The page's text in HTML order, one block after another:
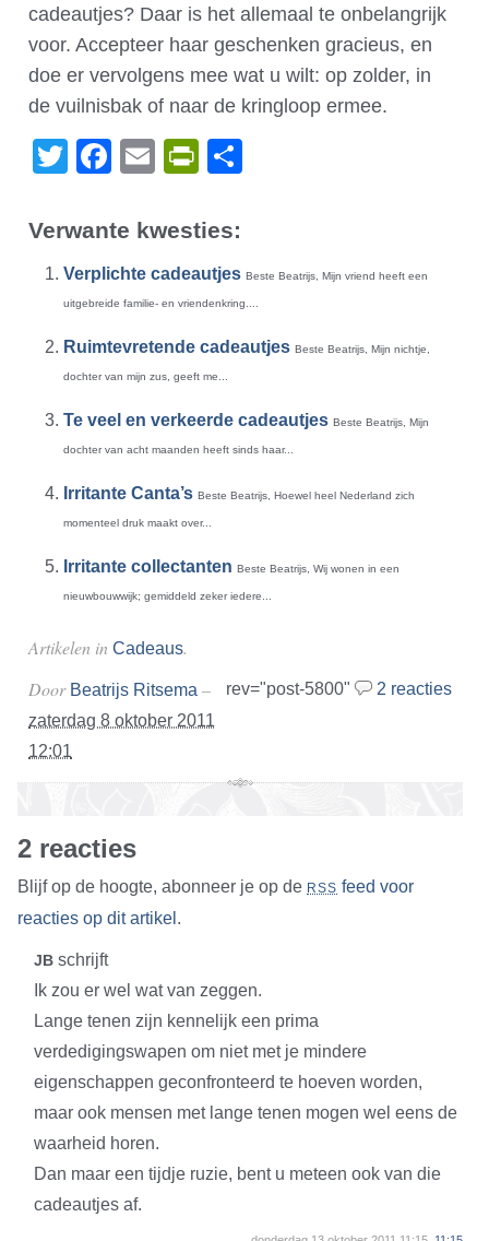
cadeautjes? Daar is het allemaal te onbelangrijk
voor. Accepteer haar geschenken gracieus, en
doe er vervolgens mee wat u wilt: op zolder, in
de vuilnisbak of naar de kringloop ermee.
TwitterFacebook
EmailPrintFriendly
Verwante kwesties:
Verplichte cadeautjes Beste Beatrijs, Mijn vriend heeft een
uitgebreide familie- en vriendenkring....
Ruimtevretende cadeautjes Beste Beatrijs, Mijn nichtje,
dochter van mijn zus, geeft me...
Te veel en verkeerde cadeautjes Beste Beatrijs, Mijn
dochter van acht maanden heeft sinds haar...
Irritante Canta’s Beste Beatrijs, Hoewel heel Nederland zich
momenteel druk maakt over...
Irritante collectanten Beste Beatrijs, Wij wonen in een
nieuwbouwwijk; gemiddeld zeker iedere...
Artikelen in Cadeaus.
rev="post-5800" 2 reacties
Door Beatrijs Ritsema –
zaterdag 8 oktober 2011
12:01
2 reacties
Blijf op de hoogte, abonneer je op de RSS feed voor
reacties op dit artikel .
JB schrijft
Ik zou er wel wat van zeggen.
Lange tenen zijn kennelijk een prima
verdedigingswapen om niet met je mindere
eigenschappen geconfronteerd te hoeven worden,
maar ook mensen met lange tenen mogen wel eens de
waarheid horen.
Dan maar een tijdje ruzie, bent u meteen ook van die
cadeautjes af.